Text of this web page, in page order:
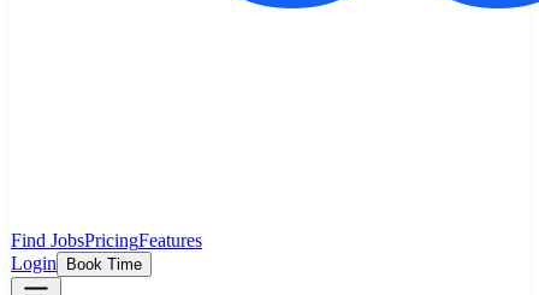
Find JobsPricingFeatures
Login
Book Time